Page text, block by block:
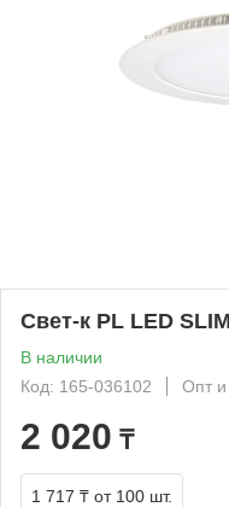
Свет-к PL LED
В наличии
Код: 165-036102
Опт и
2 020 ₸
1 717 ₸ от 100 шт.